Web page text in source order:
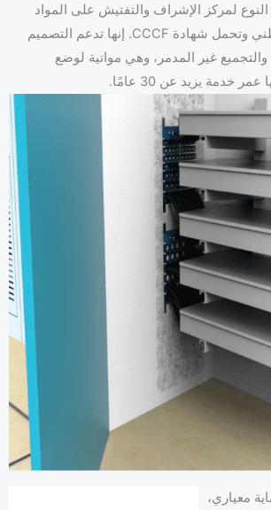
النوع لمركز الإشراف والتفتيش على المواد
المقاومة للحريق الوطني وتحمل شهادة CCCF. إنها تدعم التصميم
والتجميع غير المدمر، وهي مواتية لوضع
خدمة يزيد عن 30 عامًا.
معياري،